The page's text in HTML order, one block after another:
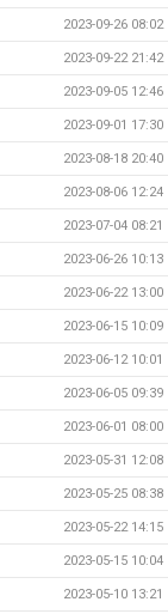
2023-09-26 08:02
2023-09-22 21:42
2023-09-05 12:46
2023-09-01 17:30
2023-08-18 20:40
2023-08-06 12:24
2023-07-04 08:21
2023-06-26 10:13
2023-06-22 13:00
2023-06-15 10:09
2023-06-12 10:01
2023-06-05 09:39
2023-06-01 08:00
2023-05-31 12:08
2023-05-25 08:38
2023-05-22 14:15
2023-05-15 10:04
2023-05-10 13:21